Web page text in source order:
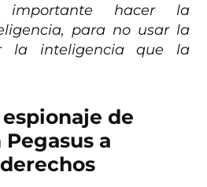
hacer la
para no usar la
la inteligencia que la
de
Pegasus a